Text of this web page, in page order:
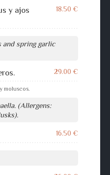
y ajos
18.50 €
and spring garlic
29.00 €
moluscos.
(Allergens:
16.50 €